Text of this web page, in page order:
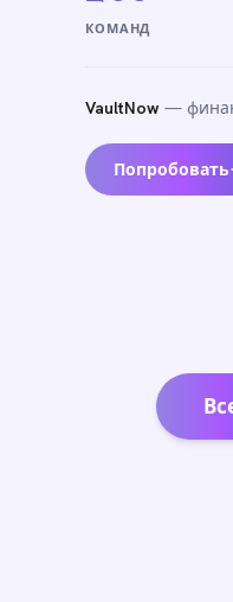
КОМАНД
VaultNow —
Попробовать